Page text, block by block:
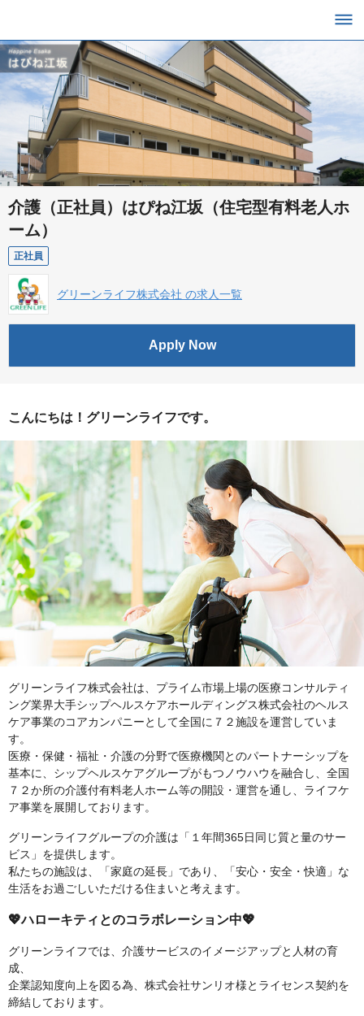
介護（正社員）はぴね江坂（住宅型有料老人ホ
ーム）
正社員
グリーンライフ株式会社 の求人一覧
Apply Now
こんにちは！グリーンライフです。
グリーンライフ株式会社は、プライム市場上場の医療コンサルティ
ング業界大手シップヘルスケアホールディングス株式会社のヘルス
ケア事業のコアカンパニーとして全国に７２施設を運営していま
す。
医療・保健・福祉・介護の分野で医療機関とのパートナーシップを
基本に、シップヘルスケアグループがもつノウハウを融合し、全国
７２か所の介護付有料老人ホーム等の開設・運営を通し、ライフケ
ア事業を展開しております。
グリーンライフグループの介護は「１年間365日同じ質と量のサー
ビス」を提供します。
私たちの施設は、「家庭の延長」であり、「安心・安全・快適」な
生活をお過ごしいただける住まいと考えます。
💖ハローキティとのコラボレーション中💖
グリーンライフでは、介護サービスのイメージアップと人材の育
成、
企業認知度向上を図る為、株式会社サンリオ様とライセンス契約を
締結しております。